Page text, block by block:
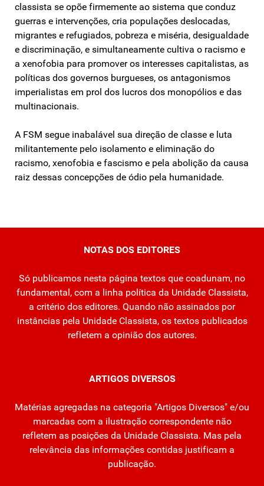
classista se opõe firmemente ao sistema que conduz
guerras e intervenções, cria populações deslocadas,
migrantes e refugiados, pobreza e miséria, desigualdade
e discriminação, e simultaneamente cultiva o racismo e
a xenofobia para promover os interesses capitalistas, as
políticas dos governos burgueses, os antagonismos
imperialistas em prol dos lucros dos monopólios e das
multinacionais.
A FSM segue inabalável sua direção de classe e luta
militantemente pelo isolamento e eliminação do
racismo, xenofobia e fascismo e pela abolição da causa
raiz dessas concepções de ódio pela humanidade.
NOTAS DOS EDITORES
Só publicamos nesta página textos que coadunam, no
fundamental, com a linha política da Unidade Classista,
a critério dos editores. Quando não assinados por
instâncias pela Unidade Classista, os textos publicados
refletem a opinião dos autores.
ARTIGOS DIVERSOS
Matérias agregadas na categoria "Artigos Diversos" e/ou
marcadas com a ilustração correspondente não
refletem as posições da Unidade Classista. Mas pela
relevância das informações contidas justificam a
publicação.